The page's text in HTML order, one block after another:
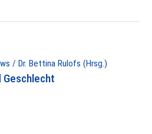
/ Dr. Bettina Rulofs (Hrsg.)
Geschlecht